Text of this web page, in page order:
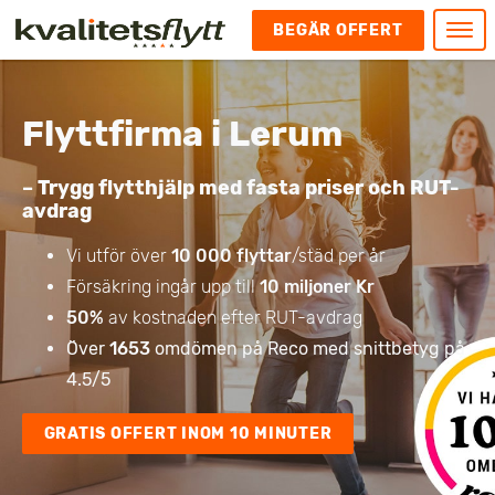
BEGÄR OFFERT Meny
HÄR FINNS VI
KONTAKT
Kontakt
Kontakta oss
Om oss
Bokningspolicy
Integritetspolicy och Cookies
Flyttjänster med rutavdrag
Bohag 2010
Behörigheter & tillstånd
FLYTT
Flytt
Utlandsflytt
Tungflytt
Flyttpackning
Pianoflytt
Långflytt
Samtransport
FÖRETAGSFLYTT
Företagsflytt
Kontorsflytt
It och serverflytt
Industri och lagerflytt
Hotell och longstay flytt
Internflytt
UTLANDSFLYTT
VANLIGA FRÅGOR OCH SVAR
KUBIKRÄKNARE
Flyttfirma i Lerum
– Trygg flytthjälp med fasta priser och RUT-
avdrag
Vi utför över 10 000 flyttar/städ per år
Försäkring ingår upp till10 miljoner Kr
50% av kostnaden efter RUT-avdrag
Över 1653 omdömen på Reco med snittbetyg på
4.5/5
GRATIS OFFERT INOM 10 MINUTER